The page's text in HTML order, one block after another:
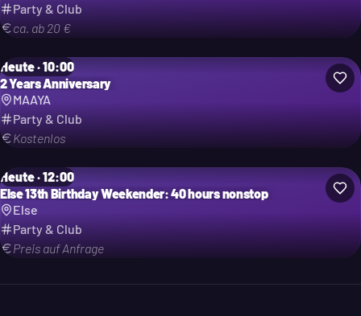
Party & Club
ca. ab 20 €
Heute · 10:00
2 Years Anniversary
MAAYA
Party & Club
Kostenlos
Heute · 12:00
Else 13th Birthday Weekender: 40 hours nonstop
Else
Party & Club
Preis auf Anfrage